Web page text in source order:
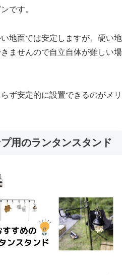
です。
地面では安定しますが、硬い地
ませんので自立自体が難しい場
ず安定的に設置できるのがメリ
用のランタンスタンド